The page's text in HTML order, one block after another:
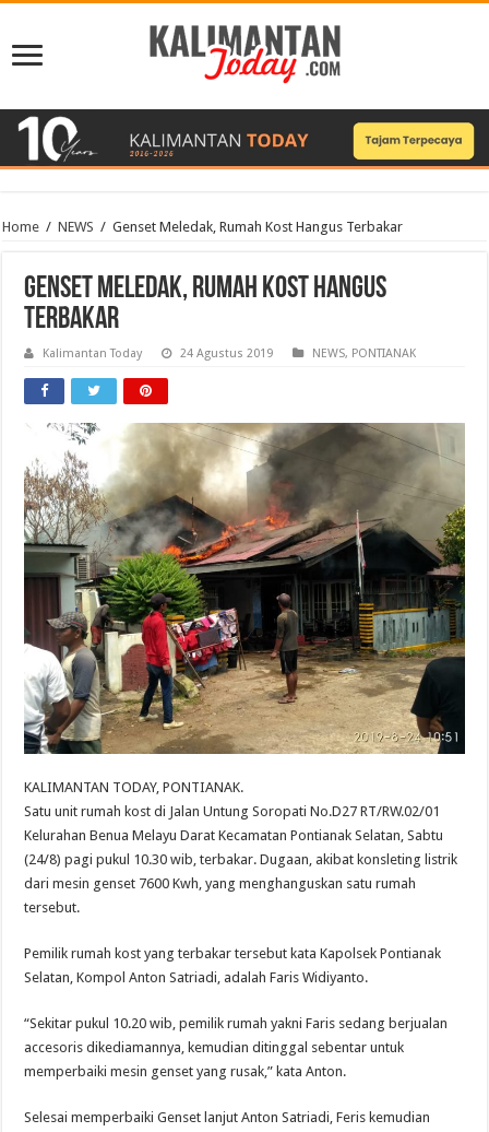
Home / NEWS / Genset Meledak, Rumah Kost Hangus Terbakar
Genset Meledak, Rumah Kost Hangus
Terbakar
Kalimantan Today 24 Agustus 2019 NEWS, PONTIANAK
KALIMANTAN TODAY, PONTIANAK.
Satu unit rumah kost di Jalan Untung Soropati No.D27 RT/RW.02/01
Kelurahan Benua Melayu Darat Kecamatan Pontianak Selatan, Sabtu
(24/8) pagi pukul 10.30 wib, terbakar. Dugaan, akibat konsleting listrik
dari mesin genset 7600 Kwh, yang menghanguskan satu rumah
tersebut.
Pemilik rumah kost yang terbakar tersebut kata Kapolsek Pontianak
Selatan, Kompol Anton Satriadi, adalah Faris Widiyanto.
“Sekitar pukul 10.20 wib, pemilik rumah yakni Faris sedang berjualan
accesoris dikediamannya, kemudian ditinggal sebentar untuk
memperbaiki mesin genset yang rusak,” kata Anton.
Selesai memperbaiki Genset lanjut Anton Satriadi, Feris kemudian